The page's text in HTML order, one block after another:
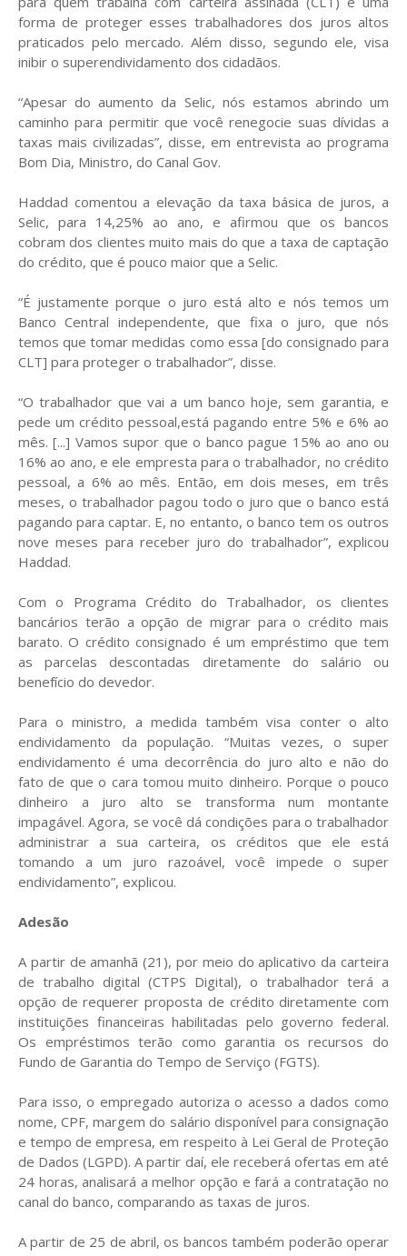
forma de proteger esses trabalhadores dos juros altos
praticados pelo mercado. Além disso, segundo ele, visa
inibir o superendividamento dos cidadãos.
“Apesar do aumento da Selic, nós estamos abrindo um
caminho para permitir que você renegocie suas dívidas a
taxas mais civilizadas”, disse, em entrevista ao programa
Bom Dia, Ministro, do Canal Gov.
Haddad comentou a elevação da taxa básica de juros, a
Selic, para 14,25% ao ano, e afirmou que os bancos
cobram dos clientes muito mais do que a taxa de captação
do crédito, que é pouco maior que a Selic.
“É justamente porque o juro está alto e nós temos um
Banco Central independente, que fixa o juro, que nós
temos que tomar medidas como essa [do consignado para
CLT] para proteger o trabalhador”, disse.
“O trabalhador que vai a um banco hoje, sem garantia, e
pede um crédito pessoal,está pagando entre 5% e 6% ao
mês. [...] Vamos supor que o banco pague 15% ao ano ou
16% ao ano, e ele empresta para o trabalhador, no crédito
pessoal, a 6% ao mês. Então, em dois meses, em três
meses, o trabalhador pagou todo o juro que o banco está
pagando para captar. E, no entanto, o banco tem os outros
nove meses para receber juro do trabalhador”, explicou
Haddad.
Com o Programa Crédito do Trabalhador, os clientes
bancários terão a opção de migrar para o crédito mais
barato. O crédito consignado é um empréstimo que tem
as parcelas descontadas diretamente do salário ou
benefício do devedor.
Para o ministro, a medida também visa conter o alto
endividamento da população. “Muitas vezes, o super
endividamento é uma decorrência do juro alto e não do
fato de que o cara tomou muito dinheiro. Porque o pouco
dinheiro a juro alto se transforma num montante
impagável. Agora, se você dá condições para o trabalhador
administrar a sua carteira, os créditos que ele está
tomando a um juro razoável, você impede o super
endividamento”, explicou.
Adesão
A partir de amanhã (21), por meio do aplicativo da carteira
de trabalho digital (CTPS Digital), o trabalhador terá a
opção de requerer proposta de crédito diretamente com
instituições financeiras habilitadas pelo governo federal.
Os empréstimos terão como garantia os recursos do
Fundo de Garantia do Tempo de Serviço (FGTS).
Para isso, o empregado autoriza o acesso a dados como
nome, CPF, margem do salário disponível para consignação
e tempo de empresa, em respeito à Lei Geral de Proteção
de Dados (LGPD). A partir daí, ele receberá ofertas em até
24 horas, analisará a melhor opção e fará a contratação no
canal do banco, comparando as taxas de juros.
A partir de 25 de abril, os bancos também poderão operar